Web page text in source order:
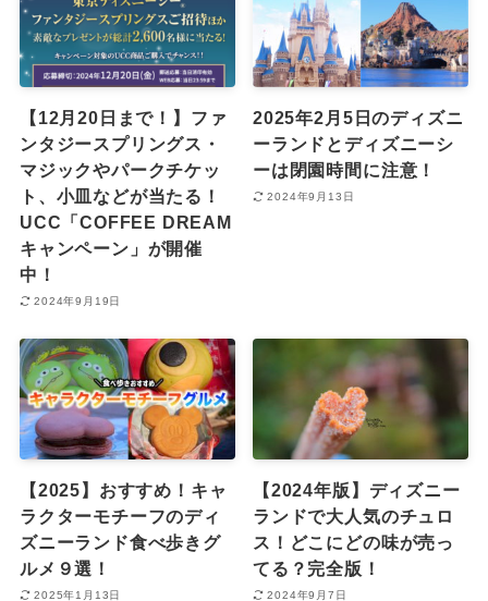
【12月20日まで！】ファ
ンタジースプリングス・
マジックやパークチケッ
ト、小皿などが当たる！
UCC「COFFEE DREAM
キャンペーン」が開催
中！
2024年9月19日
2025年2月5日のディズニ
ーランドとディズニーシ
ーは閉園時間に注意！
2024年9月13日
【2025】おすすめ！キャ
ラクターモチーフのディ
ズニーランド食べ歩きグ
ルメ９選！
2025年1月13日
【2024年版】ディズニー
ランドで大人気のチュロ
ス！どこにどの味が売っ
てる？完全版！
2024年9月7日